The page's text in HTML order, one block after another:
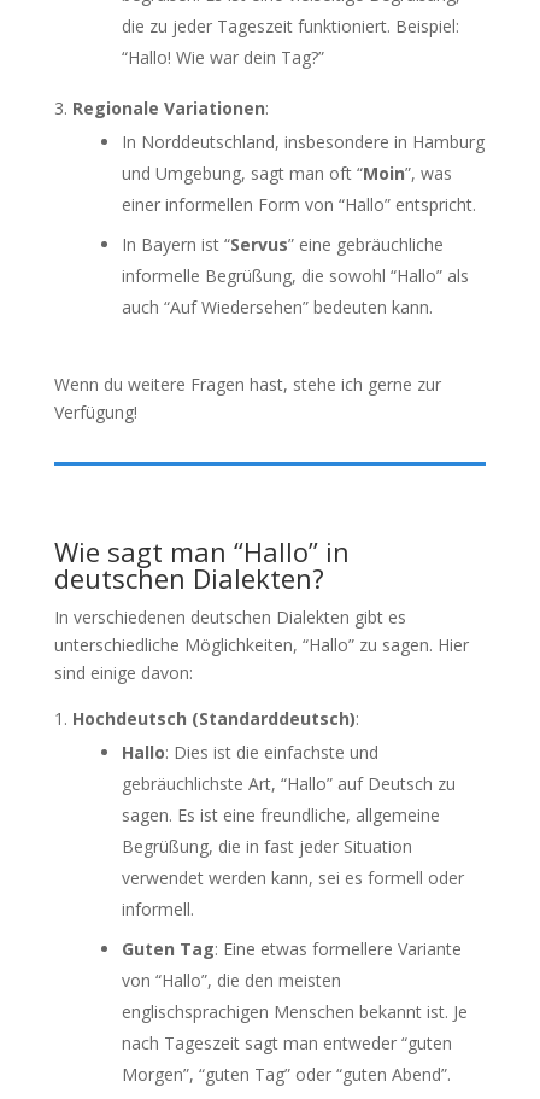
die zu jeder Tageszeit funktioniert. Beispiel:
“Hallo! Wie war dein Tag?”
Regionale Variationen:
In Norddeutschland, insbesondere in Hamburg
und Umgebung, sagt man oft “Moin”, was
einer informellen Form von “Hallo” entspricht.
In Bayern ist “Servus” eine gebräuchliche
informelle Begrüßung, die sowohl “Hallo” als
auch “Auf Wiedersehen” bedeuten kann.
Wenn du weitere Fragen hast, stehe ich gerne zur
Verfügung!
Wie sagt man “Hallo” in
deutschen Dialekten?
In verschiedenen deutschen Dialekten gibt es
unterschiedliche Möglichkeiten, “Hallo” zu sagen. Hier
sind einige davon:
Hochdeutsch (Standarddeutsch):
Hallo: Dies ist die einfachste und
gebräuchlichste Art, “Hallo” auf Deutsch zu
sagen. Es ist eine freundliche, allgemeine
Begrüßung, die in fast jeder Situation
verwendet werden kann, sei es formell oder
informell.
Guten Tag: Eine etwas formellere Variante
von “Hallo”, die den meisten
englischsprachigen Menschen bekannt ist. Je
nach Tageszeit sagt man entweder “guten
Morgen”, “guten Tag” oder “guten Abend”.